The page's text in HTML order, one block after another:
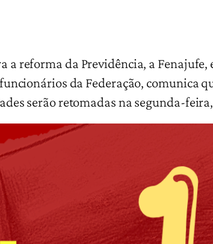
a reforma da Previdência, a
da Federação, comunica
serão retomadas na segunda-feira,